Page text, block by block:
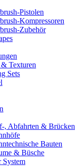
Pistolen
Kompressoren
Zubehör
Texturen
Sets
, Abfahrten & Brücken
Bauten
& Büsche
System